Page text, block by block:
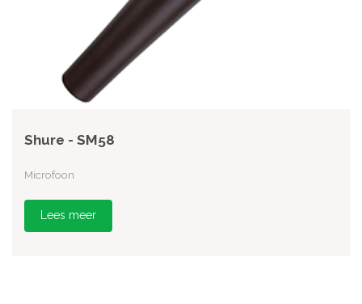
Shure - SM58
Microfoon
Lees meer